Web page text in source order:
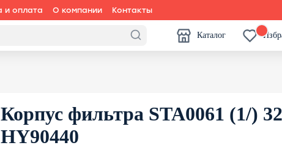
и оплата О компании Контакты
Каталог
Корпус фильтра STA0061 (1/)
HY90440